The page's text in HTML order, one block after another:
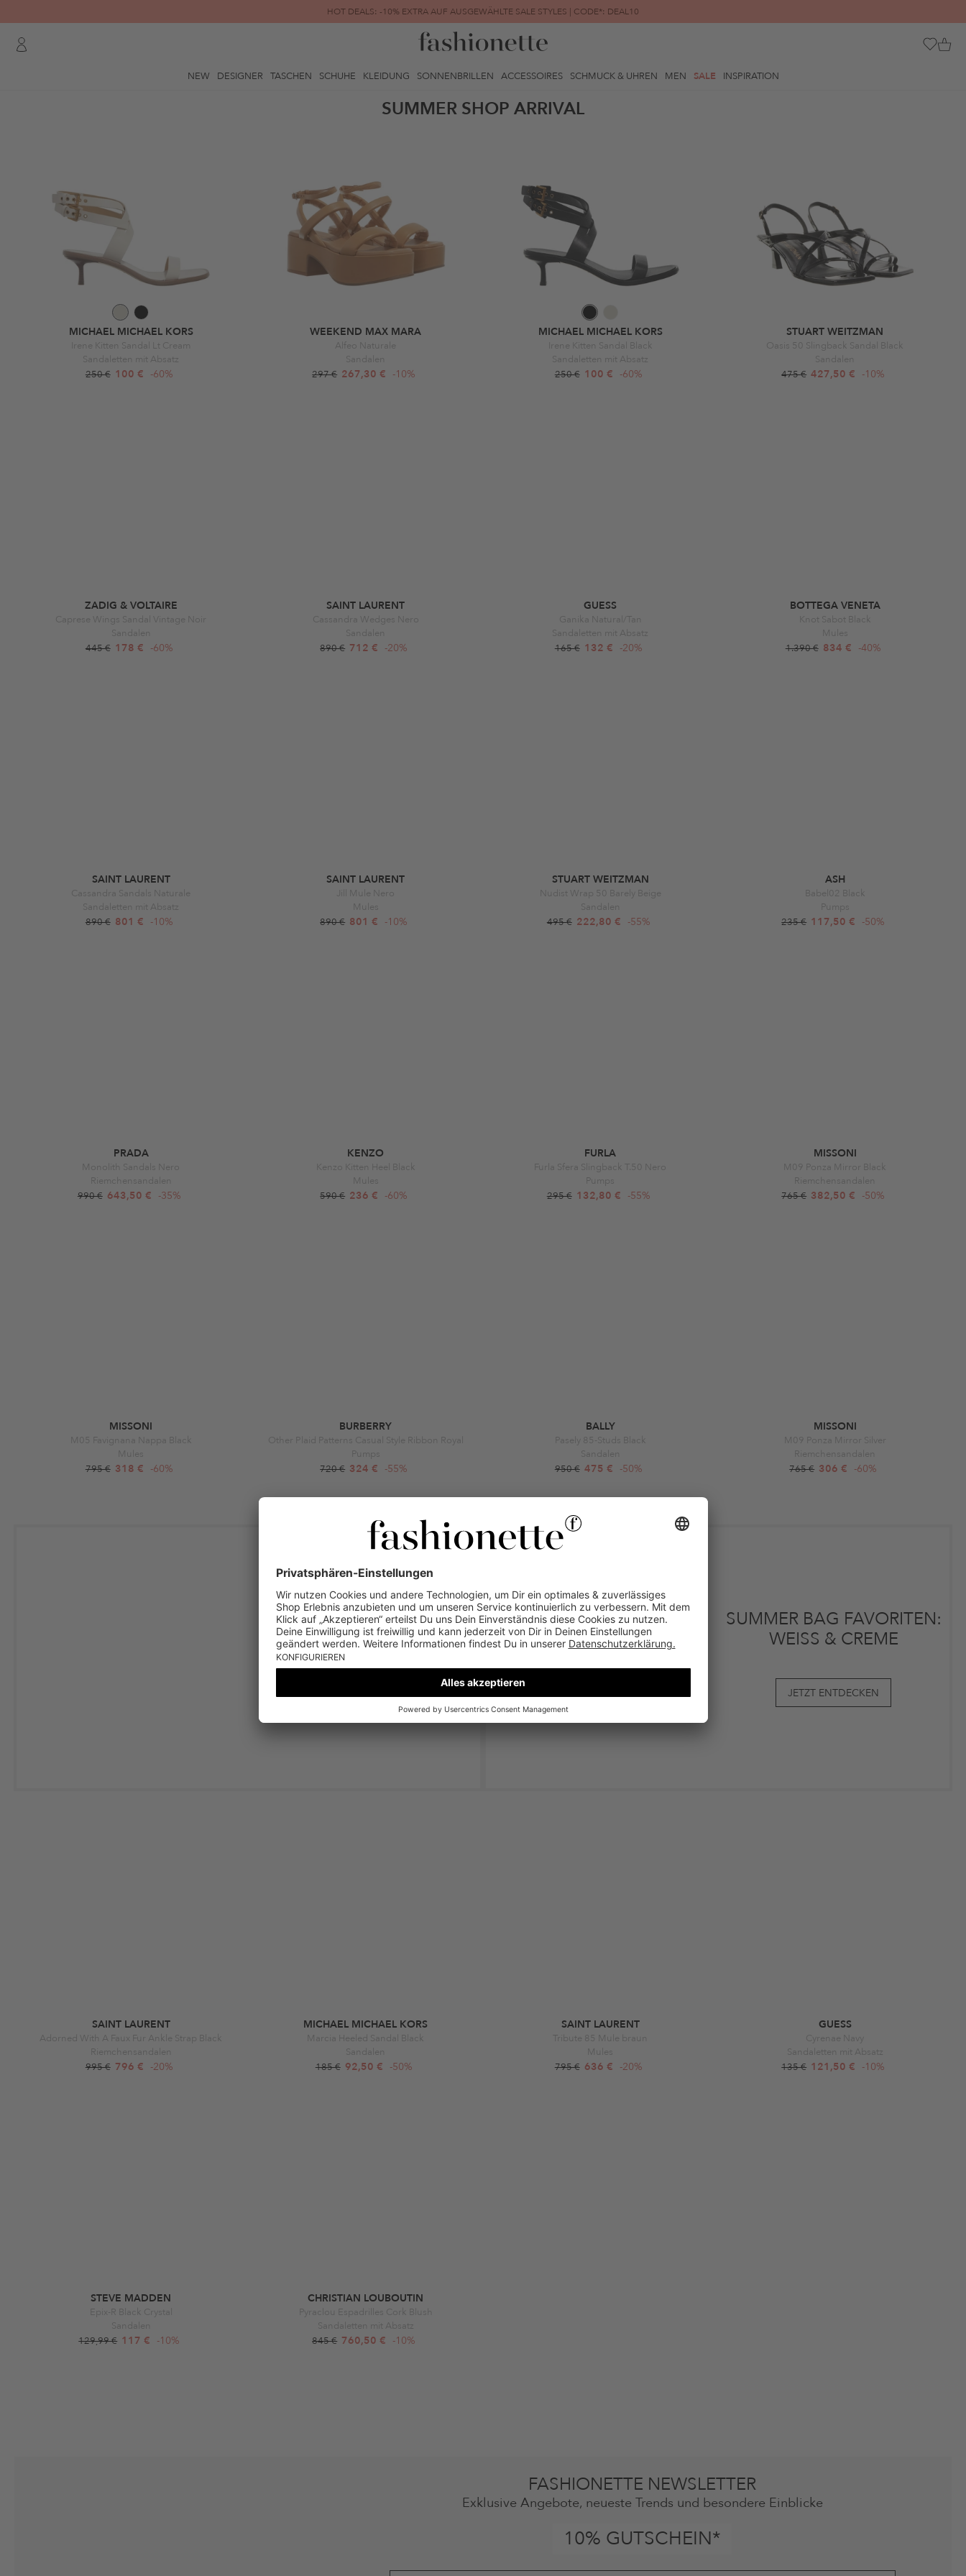
HOT DEALS: -10% EXTRA AUF AUSGEWÄHLTE SALE STYLES | CODE*: DEAL10
FINAL SALE | BIS ZU -80% REDUZIERT
NEW DESIGNER TASCHEN SCHUHE KLEIDUNG SONNENBRILLEN ACCESSOIRES SCHMUCK & UHREN MEN SALE INSPIRATION
SUMMER SHOP ARRIVAL
MICHAEL MICHAEL KORS
Irene Kitten Sandal Lt Cream
Sandaletten mit Absatz
250 € 100 € -60%
WEEKEND MAX MARA
Alfeo Naturale
Sandalen
297 € 267,30 € -10%
MICHAEL MICHAEL KORS
Irene Kitten Sandal Black
Sandaletten mit Absatz
250 € 100 € -60%
STUART WEITZMAN
Oasis 50 Slingback Sandal Black
Sandalen
475 € 427,50 € -10%
ZADIG & VOLTAIRE
Caprese Wings Sandal Vintage Noir
Sandalen
445 € 178 € -60%
SAINT LAURENT
Cassandra Wedges Nero
Sandalen
890 € 712 € -20%
GUESS
Ganika Natural/Tan
Sandaletten mit Absatz
165 € 132 € -20%
BOTTEGA VENETA
Knot Sabot Black
Mules
1.390 € 834 € -40%
SAINT LAURENT
Cassandra Sandals Naturale
Sandaletten mit Absatz
890 € 801 € -10%
SAINT LAURENT
Jill Mule Nero
Mules
890 € 801 € -10%
STUART WEITZMAN
Nudist Wrap 50 Barely Beige
Sandalen
495 € 222,80 € -55%
ASH
Babel02 Black
Pumps
235 € 117,50 € -50%
PRADA
Monolith Sandals Nero
Riemchensandalen
990 € 643,50 € -35%
KENZO
Kenzo Kitten Heel Black
Mules
590 € 236 € -60%
FURLA
Furla Sfera Slingback T.50 Nero
Pumps
295 € 132,80 € -55%
MISSONI
M09 Ponza Mirror Black
Riemchensandalen
765 € 382,50 € -50%
MISSONI
M05 Favignana Nappa Black
Mules
795 € 318 € -60%
BURBERRY
Other Plaid Patterns Casual Style Ribbon Royal
Pumps
720 € 324 € -55%
BALLY
Pasely 85-Studs Black
Sandalen
950 € 475 € -50%
MISSONI
M09 Ponza Mirror Silver
Riemchensandalen
765 € 306 € -60%
KÜHLE NUANCEN FÜR
HEISSE TAGE
SUMMER BAG FAVORITEN:
WEISS & CREME
JETZT ENTDECKEN
SAINT LAURENT
Adorned With A Faux Fur Ankle Strap Black
Riemchensandalen
995 € 796 € -20%
MICHAEL MICHAEL KORS
Marcia Heeled Sandal Black
Sandalen
185 € 92,50 € -50%
SAINT LAURENT
Tribute 85 Mule braun
Mules
795 € 636 € -20%
GUESS
Cyrenae Navy
Sandaletten mit Absatz
135 € 121,50 € -10%
STEVE MADDEN
Epix-R Black Crystal
Sandalen
129,99 € 117 € -10%
CHRISTIAN LOUBOUTIN
Pyraclou Espadrilles Cork Blush
Sandaletten mit Absatz
845 € 760,50 € -10%
FASHIONETTE NEWSLETTER
Exklusive Angebote, neueste Trends und besondere Einblicke
10% GUTSCHEIN*